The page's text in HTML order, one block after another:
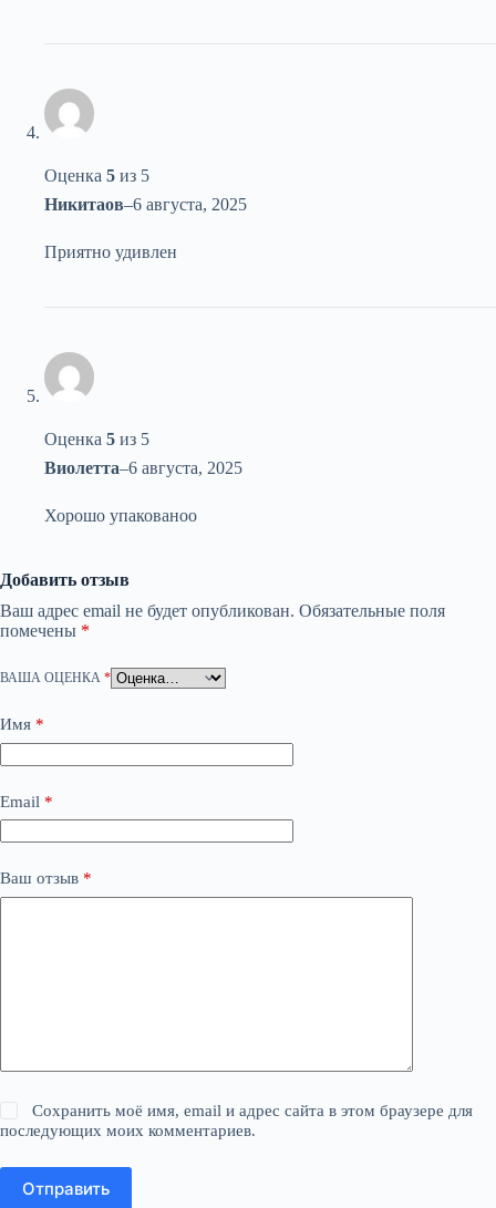
Оценка 5 из 5
Никитаов–6 августа, 2025
Приятно удивлен
Оценка 5 из 5
Виолетта–6 августа, 2025
Хорошо упакованоо
Добавить отзыв
Ваш адрес email не будет опубликован. Обязательные поля
помечены *
ВАША ОЦЕНКА *
Имя *
Email *
Ваш отзыв *
Сохранить моё имя, email и адрес сайта в этом браузере для
последующих моих комментариев.
Отправить